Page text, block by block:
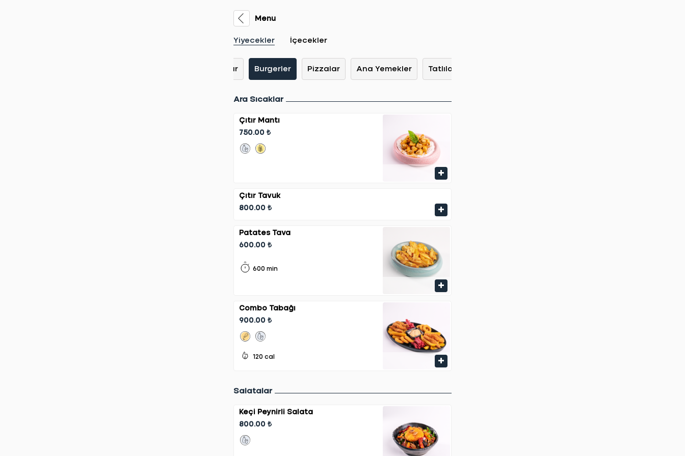
Menu
Yiyecekler İçecekler
Makarnalar Burgerler Pizzalar Ana Yemekler Tatlılar
Ara Sıcaklar
Çıtır Mantı
750.00 ₺
Çıtır Tavuk
800.00 ₺
Patates Tava
600.00 ₺
600 min
Combo Tabağı
900.00 ₺
120 cal
Salatalar
Keçi Peynirli Salata
800.00 ₺